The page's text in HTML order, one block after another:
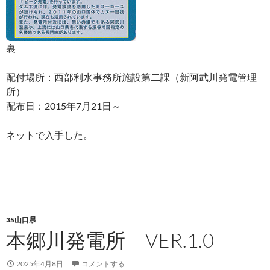
裏
配付場所：西部利水事務所施設第二課（新阿武川発電管理
所）
配布日：2015年7月21日～
ネットで入手した。
35山口県
本郷川発電所 VER.1.0
2025年4月8日 コメントする